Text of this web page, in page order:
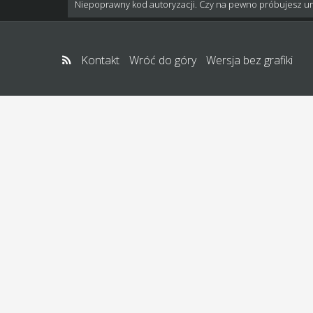
Niepoprawny kod autoryzacji. Czy na pewno próbujesz
Kontakt Wróć do góry Wersja bez grafiki